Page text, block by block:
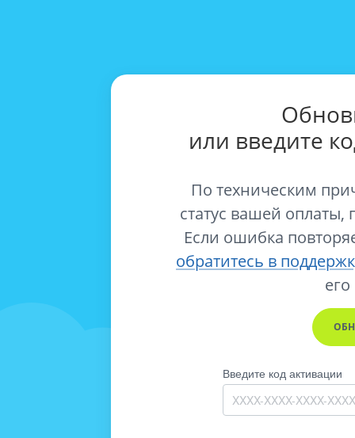
или введите
По техническим
статус вашей оплаты,
Если ошибка
обратитесь в
его
Введите код активации